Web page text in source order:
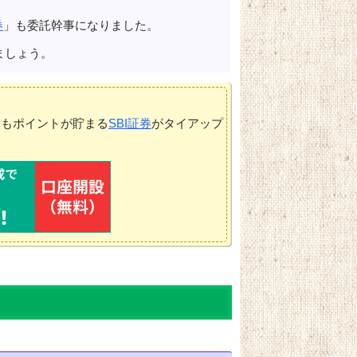
」も委託幹事になりました。
ょう。
ポイントが貯まるSBI証券がタイアップ